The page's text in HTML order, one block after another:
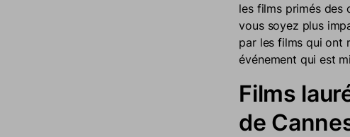
les films primés des
vous soyez plus
par les films qui ont
événement qui est
Films
de